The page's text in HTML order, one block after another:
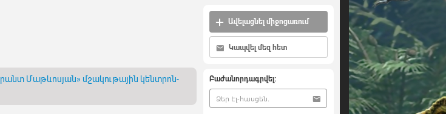
Մաթևոսյան» մշակութային կենտրոն-​
Ավելացնել միջոցառում
Կապվել մեզ հետ
Բաժանորդագրվել: